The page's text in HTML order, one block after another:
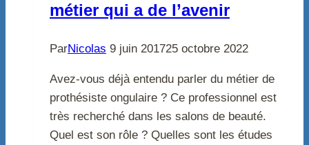
métier qui a de l’avenir
ParNicolas 9 juin 201725 octobre 2022
Avez-vous déjà entendu parler du métier de
prothésiste ongulaire ? Ce professionnel est
très recherché dans les salons de beauté.
Quel est son rôle ? Quelles sont les études